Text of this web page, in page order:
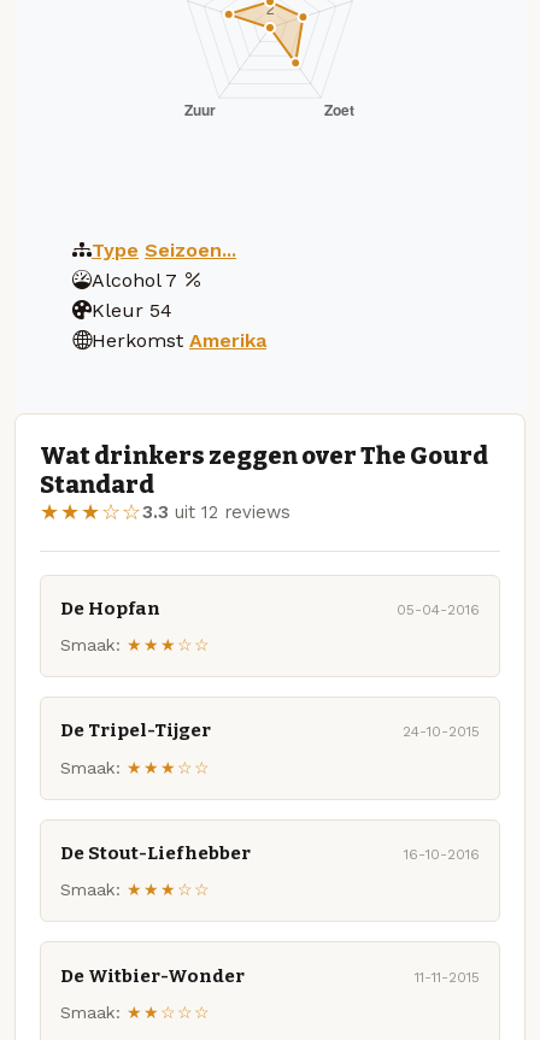
Type Seizoen...
Alcohol 7
Kleur 54
Herkomst Amerika
Wat drinkers zeggen over The Gourd
Standard
★★★☆☆3.3 uit 12 reviews
De Hopfan 05-04-2016
Smaak: ★★★☆☆
De Tripel-Tijger 24-10-2015
Smaak: ★★★☆☆
De Stout-Liefhebber 16-10-2016
Smaak: ★★★☆☆
De Witbier-Wonder 11-11-2015
Smaak: ★★☆☆☆